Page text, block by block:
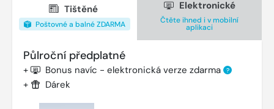
Tištěné
Poštovné a balné ZDARMA
Elektronické
Čtěte ihned i v mobilní
aplikaci
Půlroční předplatné
+ Bonus navíc - elektronická verze zdarma ?
+ Dárek